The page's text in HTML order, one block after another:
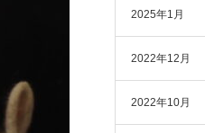
2025年1月
2022年12月
2022年10月